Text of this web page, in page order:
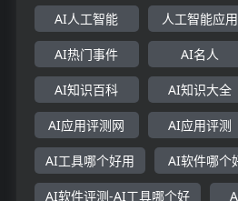
AI人工智能 人工智能应用
AI热门事件 AI名人
AI知识百科 AI知识大全
AI应用评测网 AI应用评测
AI工具哪个好用 AI软件哪个
AI软件评测-AI工具哪个好